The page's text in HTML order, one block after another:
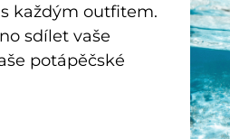
každým outfitem.
sdílet vaše
potápěčské